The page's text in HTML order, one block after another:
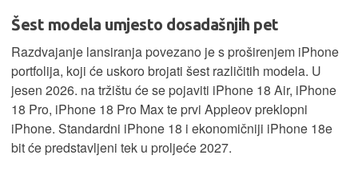
Šest modela umjesto dosadašnjih pet
Razdvajanje lansiranja povezano je s proširenjem iPhone
portfolija, koji će uskoro brojati šest različitih modela. U
jesen 2026. na tržištu će se pojaviti iPhone 18 Air, iPhone
18 Pro, iPhone 18 Pro Max te prvi Appleov preklopni
iPhone. Standardni iPhone 18 i ekonomičniji iPhone 18e
bit će predstavljeni tek u proljeće 2027.